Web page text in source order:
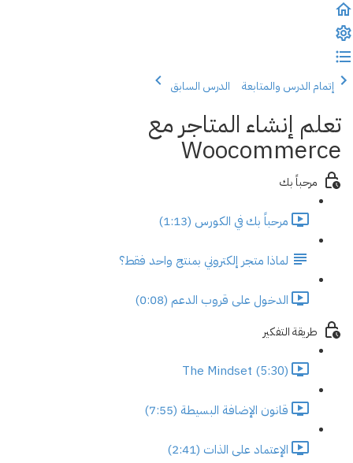
إتمام الدرس والمتابعة الدرس السابق
تعلم إنشاء المتاجر مع
Woocommerce
مرحباً بك
مرحباً بك في الكورس (1:13)
لماذا متجر إلكتروني بمنتج واحد فقط؟
الدخول على قروب الدعم (0:08)
طريقة التفكير
The Mindset (5:30)
قانون الإضافة البسيطة (7:55)
الإعتماد على الذات (2:41)